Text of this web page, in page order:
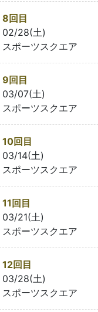
8回目
02/28(土)
スポーツスクエア
9回目
03/07(土)
スポーツスクエア
10回目
03/14(土)
スポーツスクエア
11回目
03/21(土)
スポーツスクエア
12回目
03/28(土)
スポーツスクエア